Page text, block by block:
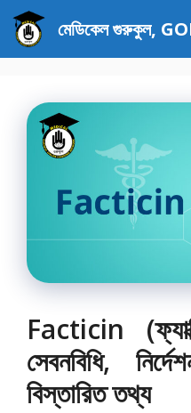
এড়িেয়
লেখায়
যান
মেডিকেল গুরুকুল,
Facticin
সেবনবিধি,
বিস্তারিত তথ্য